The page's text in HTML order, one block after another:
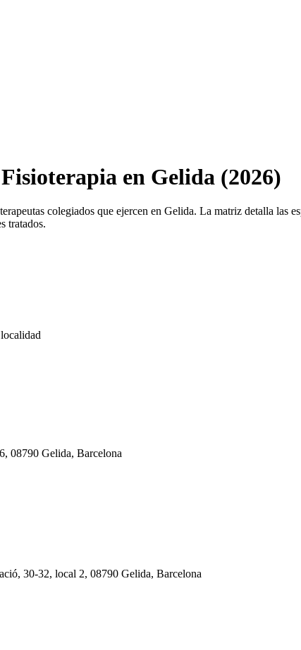
en Gelida (2026)
colegiados que ejercen en Gelida. La matriz detalla las
tratados.
08790 Gelida, Barcelona
30-32, local 2, 08790 Gelida, Barcelona